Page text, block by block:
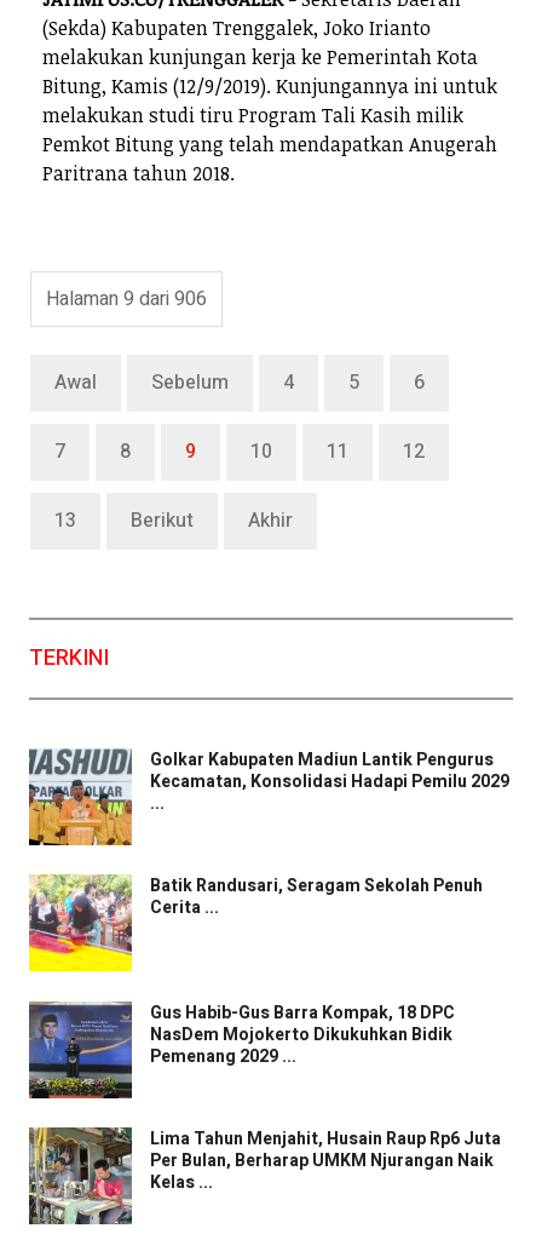
(Sekda) Kabupaten Trenggalek, Joko Irianto
melakukan kunjungan kerja ke Pemerintah Kota
Bitung, Kamis (12/9/2019). Kunjungannya ini untuk
melakukan studi tiru Program Tali Kasih milik
Pemkot Bitung yang telah mendapatkan Anugerah
Paritrana tahun 2018.
Halaman 9 dari 906
Awal Sebelum 4 5 6
7 8 9 10 11 12
13 Berikut Akhir
TERKINI
Golkar Kabupaten Madiun Lantik Pengurus
Kecamatan, Konsolidasi Hadapi Pemilu 2029
...
Batik Randusari, Seragam Sekolah Penuh
Cerita ...
Gus Habib-Gus Barra Kompak, 18 DPC
NasDem Mojokerto Dikukuhkan Bidik
Pemenang 2029 ...
Lima Tahun Menjahit, Husain Raup Rp6 Juta
Per Bulan, Berharap UMKM Njurangan Naik
Kelas ...